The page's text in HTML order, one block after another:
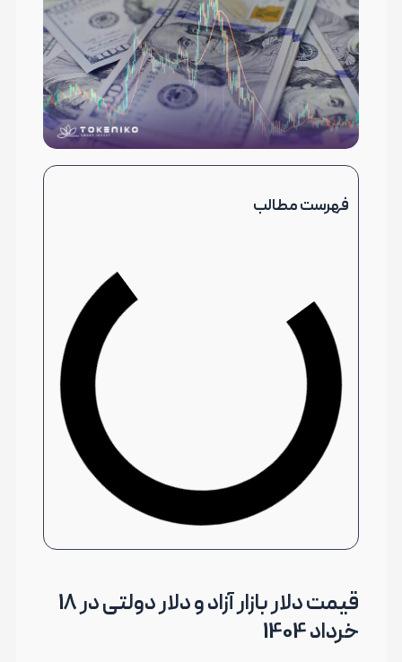
فهرست مطالب
قیمت دلار بازار آزاد و دلار دولتی در 18
خرداد 1404